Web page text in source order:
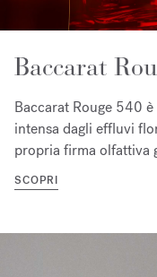
Baccarat
Baccarat Rouge 540
intensa dagli effluvi
propria firma olfattiva
SCOPRI